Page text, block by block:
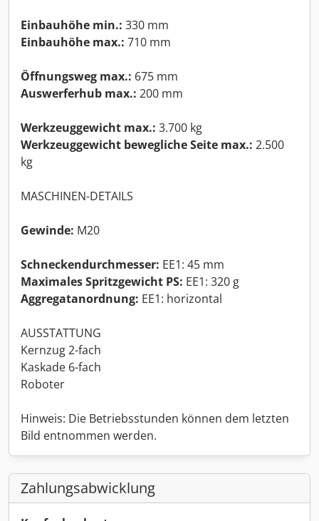
Einbauhöhe min.: 330 mm
Einbauhöhe max.: 710 mm
Öffnungsweg max.: 675 mm
Auswerferhub max.: 200 mm
Werkzeuggewicht max.: 3.700 kg
Werkzeuggewicht bewegliche Seite max.: 2.500
kg
MASCHINEN-DETAILS
Gewinde: M20
Schneckendurchmesser: EE1: 45 mm
Maximales Spritzgewicht PS: EE1: 320 g
Aggregatanordnung: EE1: horizontal
AUSSTATTUNG
Kernzug 2-fach
Kaskade 6-fach
Roboter
Hinweis: Die Betriebsstunden können dem letzten
Bild entnommen werden.
Zahlungsabwicklung